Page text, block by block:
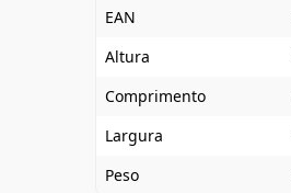
EAN
Altura
Comprimento
Largura
Peso